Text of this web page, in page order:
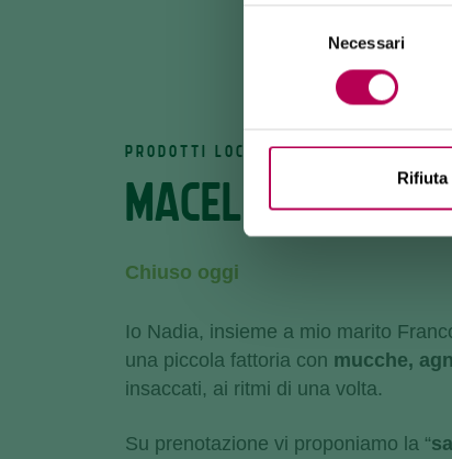
Necessari
Rifiuta
MACELLERIA
PRODOTTI LOCALI
Chiuso oggi
Io Nadia, insieme a mio marito
una piccola fattoria con mucche,
insaccati, ai ritmi di una volta.
Su prenotazione vi proponiamo la “